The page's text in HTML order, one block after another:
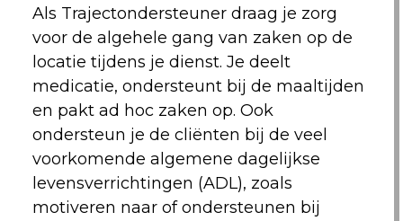
Als Trajectondersteuner draag je zorg
voor de algehele gang van zaken op de
locatie tijdens je dienst. Je deelt
medicatie, ondersteunt bij de maaltijden
en pakt ad hoc zaken op. Ook
ondersteun je de cliënten bij de veel
voorkomende algemene dagelijkse
levensverrichtingen (ADL), zoals
motiveren naar of ondersteunen bij